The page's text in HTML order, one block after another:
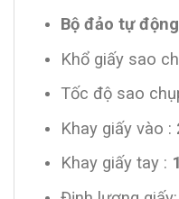
Bộ đảo tự
Khổ giấy sao
Tốc độ sao
Khay giấy vào :
Khay giấy tay :